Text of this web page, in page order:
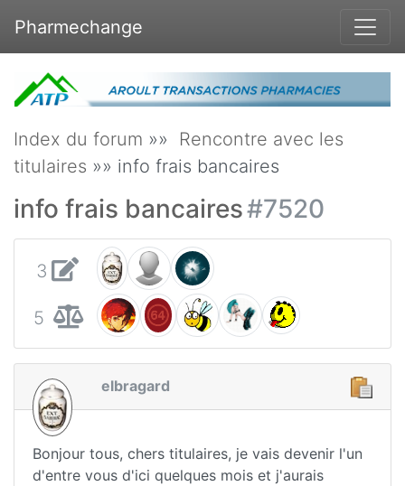
Pharmechange
Index du forum »» Rencontre avec les
titulaires »» info frais bancaires
info frais bancaires#7520
3
5
elbragard
Bonjour tous, chers titulaires, je vais devenir l'un
d'entre vous d'ici quelques mois et j'aurais